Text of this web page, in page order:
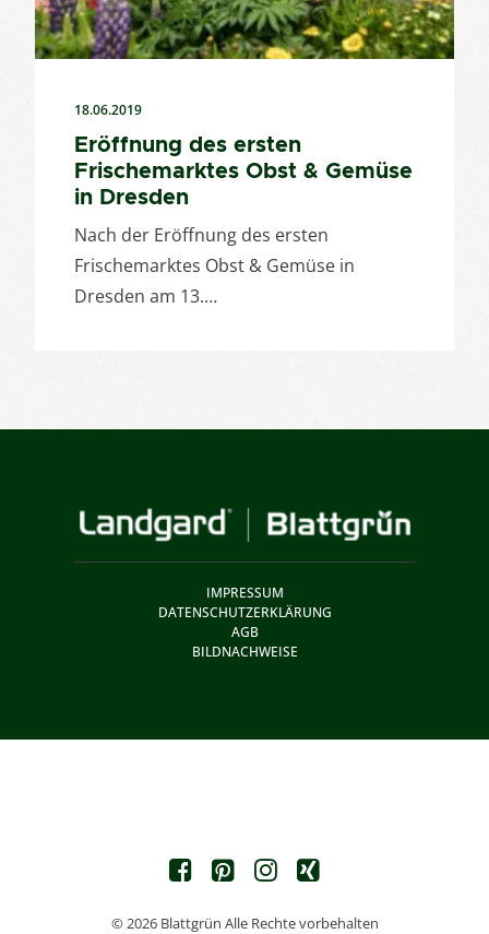
18.06.2019
Eröffnung des ersten
Frischemarktes Obst & Gemüse
in Dresden
Nach der Eröffnung des ersten
Frischemarktes Obst & Gemüse in
Dresden am 13.…
IMPRESSUM
DATENSCHUTZERKLÄRUNG
AGB
BILDNACHWEISE
© 2026 Blattgrün Alle Rechte vorbehalten